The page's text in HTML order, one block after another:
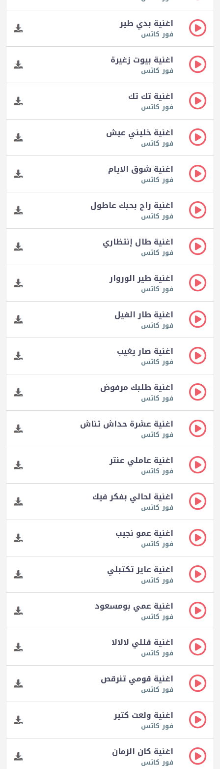
اغنية بدي طير
فور كاتس
اغنية بيوت زغيرة
فور كاتس
اغنية تك تك
فور كاتس
اغنية خليني عيش
فور كاتس
اغنية شوق الايام
فور كاتس
اغنية راح بحبك عاطول
فور كاتس
اغنية طال إنتظاري
فور كاتس
اغنية طير الوروار
فور كاتس
اغنية طار الفيل
فور كاتس
اغنية صار يغيب
فور كاتس
اغنية طلبك مرفوض
فور كاتس
اغنية عشرة حداش تناش
فور كاتس
اغنية عاملي عنتر
فور كاتس
اغنية لحالي بفكر فيك
فور كاتس
اغنية عمو نجيب
فور كاتس
اغنية عايز تكتبلي
فور كاتس
اغنية عمي بومسعود
فور كاتس
اغنية قللي لالالا
فور كاتس
اغنية قومي تنرقص
فور كاتس
اغنية ولعت كتير
فور كاتس
اغنية كان الزمان
فور كاتس